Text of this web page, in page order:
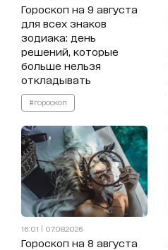
Гороскоп на 9 августа
для всех знаков
зодиака: день
решений, которые
больше нельзя
откладывать
#гороскоп
16:01 | 07.08.2026
Гороскоп на 8 августа